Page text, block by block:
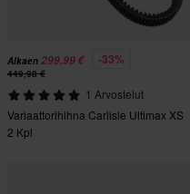
Alkaen 299,99 € -33%
449,98 €
1 Arvostelut
Variaattorihihna Carlisle Ultimax XS
2 Kpl